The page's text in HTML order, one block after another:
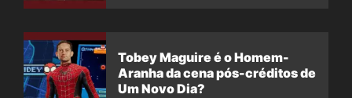
Tobey Maguire é o Homem-
Aranha da cena pós-créditos de
Um Novo Dia?